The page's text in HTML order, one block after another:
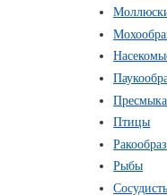
Птицы
Рыбы